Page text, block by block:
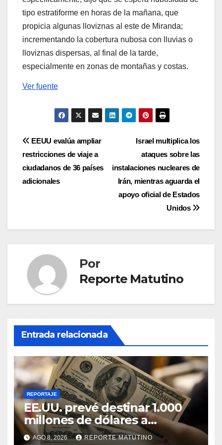
tipo estratiforme en horas de la mañana, que
propicia algunas lloviznas al este de Miranda;
incrementando la cobertura nubosa con lluvias o
lloviznas dispersas, al final de la tarde,
especialmente en zonas de montañas y costas.
Ver fuente
Navegación
de
entradas
Israel multiplica los
ataques sobre las
instalaciones nucleares de
Irán, mientras aguarda el
apoyo oficial de Estados
Unidos
EEUU evalúa ampliar
restricciones de viaje a
ciudadanos de 36 países
adicionales
Por
Reporte Matutino
Entrada relacionada
REPORTAJE
EE.UU. prevé destinar 1.000
millones de dólares a
Colombia para un paquete de
AGO 8, 2026 REPORTE MATUTINO